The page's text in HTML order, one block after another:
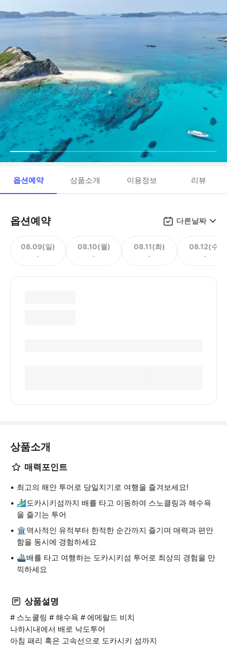
옵션예약 상품소개 이용정보 리뷰
옵션예약 다른날짜
08.09(일)
-
08.10(월)
-
08.11(화)
-
08.12(수)
-
상품소개
매력포인트
최고의 해안 투어로 당일치기로 여행을 즐겨보세요!
🏄‍♂️도카시키섬까지 배를 타고 이동하여 스노클링과 해수욕
을 즐기는 투어
🏛️역사적인 유적부터 한적한 순간까지 즐기며 매력과 편안
함을 동시에 경험하세요
🚢배를 타고 여행하는 도카시키섬 투어로 최상의 경험을 만
끽하세요
상품설명
# 스노쿨링 # 해수욕 # 에메랄드 비치
나하시내에서 배로 낙도투어
아침 패리 혹은 고속선으로 도카시키 섬까지